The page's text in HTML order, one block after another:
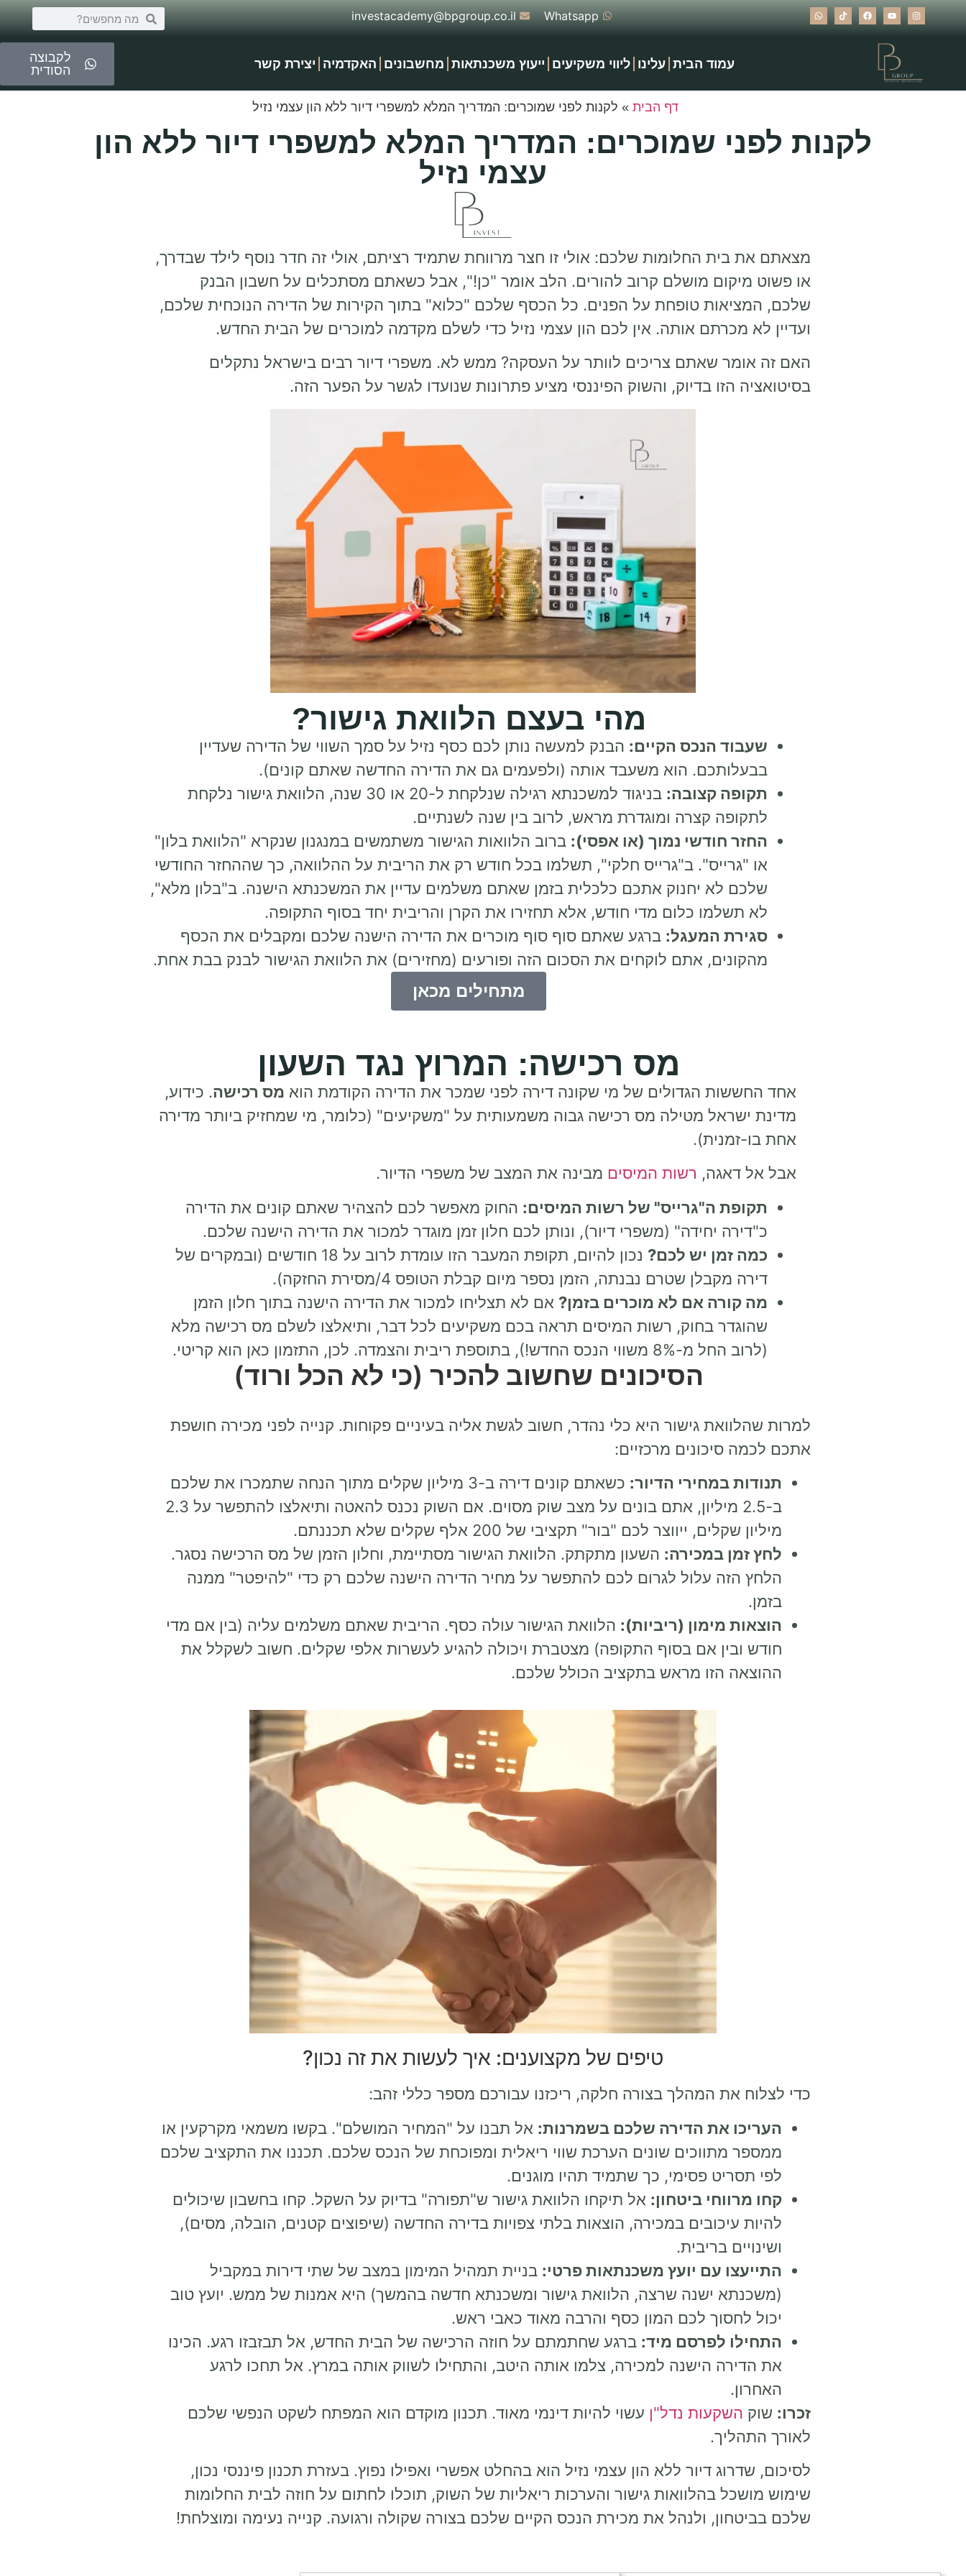
Whatsapp
investacademy@bpgroup.co.il
לקבוצה
הסודית
עמוד הבית עלינו ליווי משקיעים ייעוץ משכנתאות מחשבונים האקדמיה יצירת קשר
דף הבית » לקנות לפני שמוכרים: המדריך המלא למשפרי דיור ללא הון עצמי נזיל
לקנות לפני שמוכרים: המדריך המלא למשפרי דיור ללא הון
עצמי נזיל
מצאתם את בית החלומות שלכם: אולי זו חצר מרווחת שתמיד רציתם, אולי זה חדר נוסף לילד שבדרך,
או פשוט מיקום מושלם קרוב להורים. הלב אומר "כן!", אבל כשאתם מסתכלים על חשבון הבנק
שלכם, המציאות טופחת על הפנים. כל הכסף שלכם "כלוא" בתוך הקירות של הדירה הנוכחית שלכם,
ועדיין לא מכרתם אותה. אין לכם הון עצמי נזיל כדי לשלם מקדמה למוכרים של הבית החדש.
האם זה אומר שאתם צריכים לוותר על העסקה? ממש לא. משפרי דיור רבים בישראל נתקלים
בסיטואציה הזו בדיוק, והשוק הפיננסי מציע פתרונות שנועדו לגשר על הפער הזה.
מהי בעצם הלוואת גישור?
שעבוד הנכס הקיים: הבנק למעשה נותן לכם כסף נזיל על סמך השווי של הדירה שעדיין
בבעלותכם. הוא משעבד אותה (ולפעמים גם את הדירה החדשה שאתם קונים).
תקופה קצובה:
בניגוד למשכנתא רגילה שנלקחת ל-20 או 30 שנה, הלוואת גישור נלקחת
לתקופה קצרה ומוגדרת מראש, לרוב בין שנה לשנתיים.
החזר חודשי נמוך (או אפסי): ברוב הלוואות הגישור משתמשים במנגנון שנקרא "הלוואת בלון"
או "גרייס". ב"גרייס חלקי", תשלמו בכל חודש רק את הריבית על ההלוואה, כך שההחזר החודשי
שלכם לא יחנוק אתכם כלכלית בזמן שאתם משלמים עדיין את המשכנתא הישנה. ב"בלון מלא",
לא תשלמו כלום מדי חודש, אלא תחזירו את הקרן והריבית יחד בסוף התקופה.
סגירת המעגל: ברגע שאתם סוף סוף מוכרים את הדירה הישנה שלכם ומקבלים את הכסף
מהקונים, אתם לוקחים את הסכום הזה ופורעים (מחזירים) את הלוואת הגישור לבנק בבת אחת.
מתחילים מכאן
מס רכישה: המרוץ נגד השעון
אחד החששות הגדולים של מי שקונה דירה לפני שמכר את הדירה הקודמת הוא מס רכישה. כידוע,
מדינת ישראל מטילה מס רכישה גבוה משמעותית על "משקיעים" (כלומר, מי שמחזיק ביותר מדירה
אחת בו-זמנית).
אבל אל דאגה, רשות המיסים מבינה את המצב של משפרי הדיור.
תקופת ה"גרייס" של רשות המיסים: החוק מאפשר לכם להצהיר שאתם קונים את הדירה
כ"דירה יחידה" (משפרי דיור), ונותן לכם חלון זמן מוגדר למכור את הדירה הישנה שלכם.
כמה זמן יש לכם?
נכון להיום, תקופת המעבר הזו עומדת לרוב על 18 חודשים (ובמקרים של
דירה מקבלן שטרם נבנתה, הזמן נספר מיום קבלת הטופס 4/מסירת החזקה).
מה קורה אם לא מוכרים בזמן? אם לא תצליחו למכור את הדירה הישנה בתוך חלון הזמן
שהוגדר בחוק, רשות המיסים תראה בכם משקיעים לכל דבר, ותיאלצו לשלם מס רכישה מלא
(לרוב החל מ-8% משווי הנכס החדש!), בתוספת ריבית והצמדה. לכן, התזמון כאן הוא קריטי.
הסיכונים שחשוב להכיר (כי לא הכל ורוד)
למרות שהלוואת גישור היא כלי נהדר, חשוב לגשת אליה בעיניים פקוחות. קנייה לפני מכירה חושפת
אתכם לכמה סיכונים מרכזיים:
תנודות במחירי הדיור:
כשאתם קונים דירה ב-3 מיליון שקלים מתוך הנחה שתמכרו את שלכם
ב-2.5 מיליון, אתם בונים על מצב שוק מסוים. אם השוק נכנס להאטה ותיאלצו להתפשר על 2.3
מיליון שקלים, ייווצר לכם "בור" תקציבי של 200 אלף שקלים שלא תכננתם.
לחץ זמן במכירה: השעון מתקתק. הלוואת הגישור מסתיימת, וחלון הזמן של מס הרכישה נסגר.
הלחץ הזה עלול לגרום לכם להתפשר על מחיר הדירה הישנה שלכם רק כדי "להיפטר" ממנה
בזמן.
הוצאות מימון (ריביות): הלוואת הגישור עולה כסף. הריבית שאתם משלמים עליה (בין אם מדי
חודש ובין אם בסוף התקופה) מצטברת ויכולה להגיע לעשרות אלפי שקלים. חשוב לשקלל את
ההוצאה הזו מראש בתקציב הכולל שלכם.
טיפים של מקצוענים: איך לעשות את זה נכון?
כדי לצלוח את המהלך בצורה חלקה, ריכזנו עבורכם מספר כללי זהב:
העריכו את הדירה שלכם בשמרנות: אל תבנו על "המחיר המושלם". בקשו משמאי מקרקעין או
ממספר מתווכים שונים הערכת שווי ריאלית ומפוכחת של הנכס שלכם. תכננו את התקציב שלכם
לפי תסריט פסימי, כך שתמיד תהיו מוגנים.
קחו מרווחי ביטחון: אל תיקחו הלוואת גישור ש"תפורה" בדיוק על השקל. קחו בחשבון שיכולים
להיות עיכובים במכירה, הוצאות בלתי צפויות בדירה החדשה (שיפוצים קטנים, הובלה, מסים),
ושינויים בריבית.
התייעצו עם יועץ משכנתאות פרטי: בניית תמהיל המימון במצב של שתי דירות במקביל
(משכנתא ישנה שרצה, הלוואת גישור ומשכנתא חדשה בהמשך) היא אמנות של ממש. יועץ טוב
יכול לחסוך לכם המון כסף והרבה מאוד כאבי ראש.
התחילו לפרסם מיד: ברגע שחתמתם על חוזה הרכישה של הבית החדש, אל תבזבזו רגע. הכינו
את הדירה הישנה למכירה, צלמו אותה היטב, והתחילו לשווק אותה במרץ. אל תחכו לרגע
האחרון.
זכרו: שוק השקעות נדל"ן עשוי להיות דינמי מאוד. תכנון מוקדם הוא המפתח לשקט הנפשי שלכם
לאורך התהליך.
לסיכום, שדרוג דיור ללא הון עצמי נזיל הוא בהחלט אפשרי ואפילו נפוץ. בעזרת תכנון פיננסי נכון,
שימוש מושכל בהלוואות גישור והערכות ריאליות של השוק, תוכלו לחתום על חוזה לבית החלומות
שלכם בביטחון, ולנהל את מכירת הנכס הקיים שלכם בצורה שקולה ורגועה. קנייה נעימה ומוצלחת!